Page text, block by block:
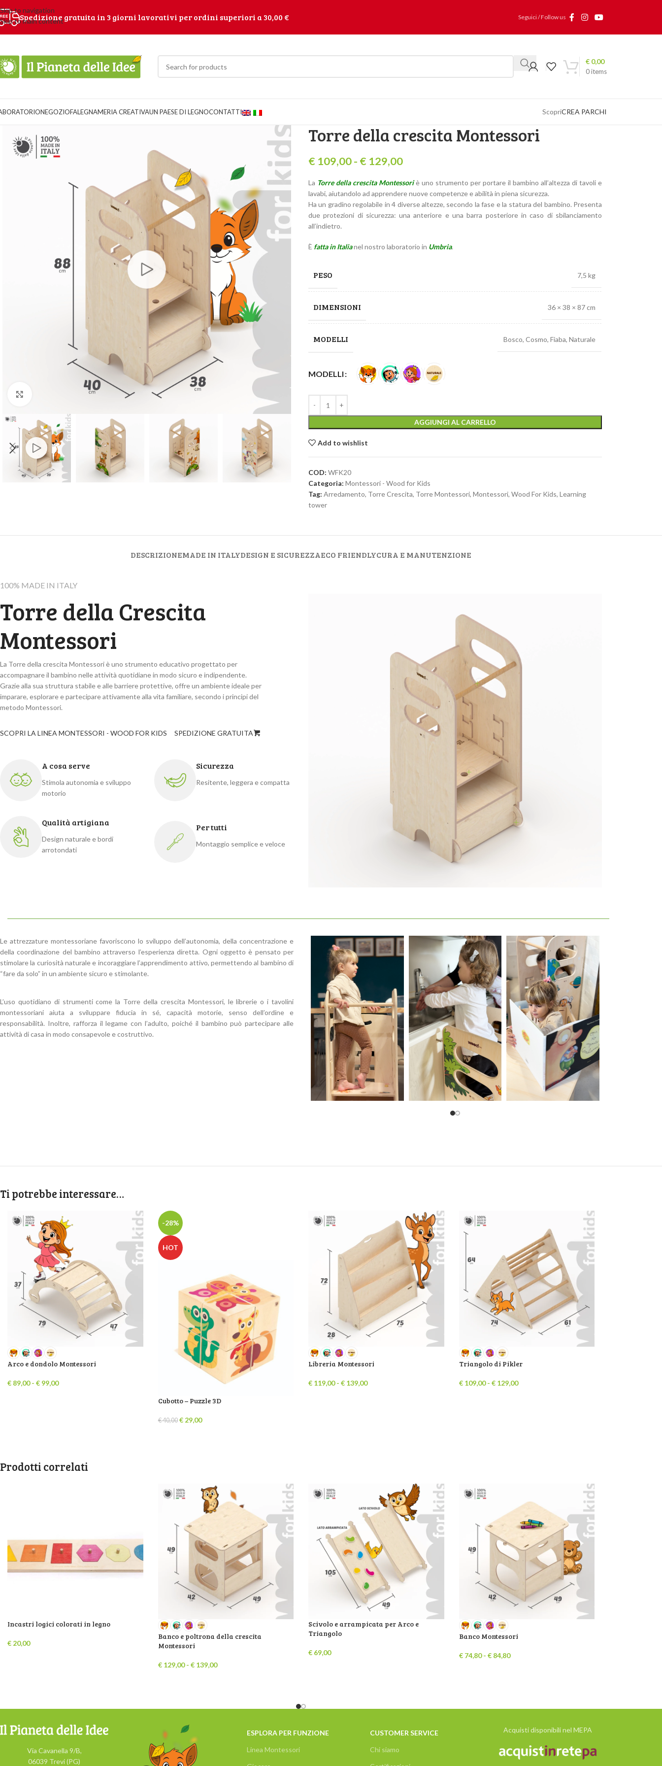
Skip to navigation
Skip to main content
Spedizione gratuita in 3 giorni lavorativi per ordini superiori a 30,00 € Seguici / Follow us
0items
€ 0,00
NEGOZIOFALEGNAMERIA CREATIVAUN PAESE DI LEGNOCONTATTI ScopriCREA PARCHI
Torre della crescita Montessori
€ 109,00- € 129,00
La Torre della crescita Montessoriè uno strumento per portare il bambino all’altezza di tavoli e
lavabi, aiutandolo ad apprendere nuove competenze e abilità in piena sicurezza.
Ha un gradino regolabile in 4 diverse altezze, secondo la fase e la statura del bambino. Presenta
due protezioni di sicurezza: una anteriore e una barra posteriore in caso di sbilanciamento
all’indietro.
È fatta in Italianel nostro laboratorio in Umbria.
PESO 7,5 kg
DIMENSIONI 36 × 38 × 87 cm
MODELLI Bosco, Cosmo, Fiaba, Naturale
MODELLI
AGGIUNGI AL CARRELLO
Add to wishlist
COD: WFK20
Categoria: Montessori - Wood for Kids
Tag: Arredamento, Torre Crescita, Torre Montessori, Montessori, Wood For Kids, Learning
tower
DESCRIZIONEMADE IN ITALYDESIGN E SICUREZZAECO FRIENDLYCURA E MANUTENZIONE
100% MADE IN ITALY
Torre della Crescita
Montessori
La Torre della crescita Montessori è uno strumento educativo progettato per
accompagnare il bambino nelle attività quotidiane in modo sicuro e indipendente.
Grazie alla sua struttura stabile e alle barriere protettive, offre un ambiente ideale per
imparare, esplorare e partecipare attivamente alla vita familiare, secondo i principi del
metodo Montessori.
SCOPRI LA LINEA MONTESSORI - WOOD FOR KIDS SPEDIZIONE GRATUITA
A cosa serve
Stimola autonomia e sviluppo
motorio
Qualità artigiana
Design naturale e bordi
arrotondati
Sicurezza
Resitente, leggera e compatta
Per tutti
Montaggio semplice e veloce
Le attrezzature montessoriane favoriscono lo sviluppo dell’autonomia, della concentrazione e
della coordinazione del bambino attraverso l’esperienza diretta. Ogni oggetto è pensato per
stimolare la curiosità naturale e incoraggiare l’apprendimento attivo, permettendo al bambino di
“fare da solo” in un ambiente sicuro e stimolante.
L’uso quotidiano di strumenti come la Torre della crescita Montessori, le librerie o i tavolini
montessoriani aiuta a sviluppare fiducia in sé, capacità motorie, senso dell’ordine e
responsabilità. Inoltre, rafforza il legame con l’adulto, poiché il bambino può partecipare alle
attività di casa in modo consapevole e costruttivo.
Ti potrebbe interessare…
Arco e dondolo Montessori
€ 89,00 - € 99,00
-28%
HOT
Cubotto – Puzzle 3D
€40,00 €29,00
Libreria Montessori
€ 119,00 - € 139,00
Triangolo di Pikler
€109,00 - €129,00
Prodotti correlati
Incastri logici colorati in legno
€ 20,00
Banco e poltrona della crescita
Montessori
€129,00 - €139,00
Scivolo e arrampicata per Arco e
Triangolo
€ 69,00
Banco Montessori
€74,80 - €84,80
Via Cavanella 9/B,
06039 Trevi (PG)
ESPLORA PER FUNZIONE
Linea Montessori
CUSTOMER SERVICE
Chi siamo
Acquisti disponibili nel MEPA